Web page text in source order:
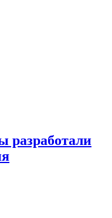
разработали